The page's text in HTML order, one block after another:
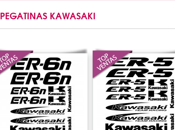
PEGATINAS KAWASAKI